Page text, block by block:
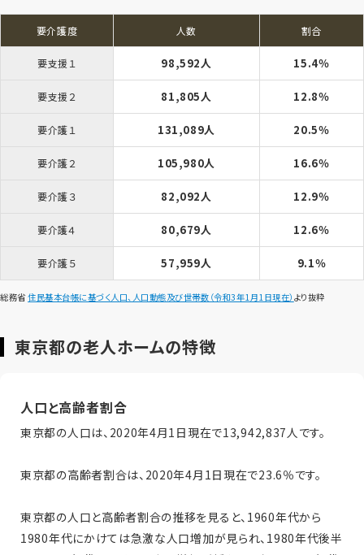
要介護度 人数 割合
要支援１ 98,592人 15.4％
要支援２ 81,805人 12.8％
要介護１ 131,089人 20.5％
要介護２ 105,980人 16.6％
要介護３ 82,092人 12.9％
要介護４ 80,679人 12.6％
要介護５ 57,959人 9.1％
総務省住民基本台帳に基づく人口、人口動態及び世帯数（令和3年1月1日現在） より抜粋
東京都の老人ホームの特徴
人口と高齢者割合
東京都の人口は、2020年4月1日現在で13,942,837人です。
東京都の高齢者割合は、2020年4月1日現在で23.6％です。
東京都の人口と高齢者割合の推移を見ると、1960年代から
1980年代にかけては急激な人口増加が見られ、1980年代後半